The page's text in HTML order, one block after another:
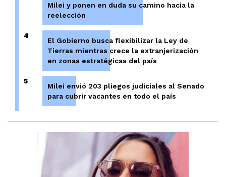
Milei y ponen en duda su camino hacia la
reelección
4
El Gobierno busca flexibilizar la Ley de
Tierras mientras crece la extranjerización
en zonas estratégicas del país
5
Milei envió 203 pliegos judiciales al Senado
para cubrir vacantes en todo el país